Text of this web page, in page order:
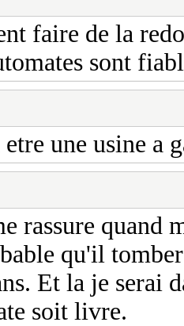
faire de la
sont
une usine a
rassure quand
qu'il
Et la je serai
soit livre.